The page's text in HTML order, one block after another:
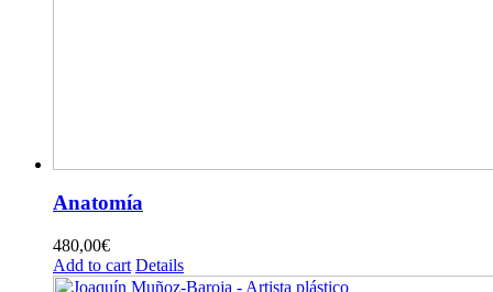
Anatomía
480,00€
Add to cart Details